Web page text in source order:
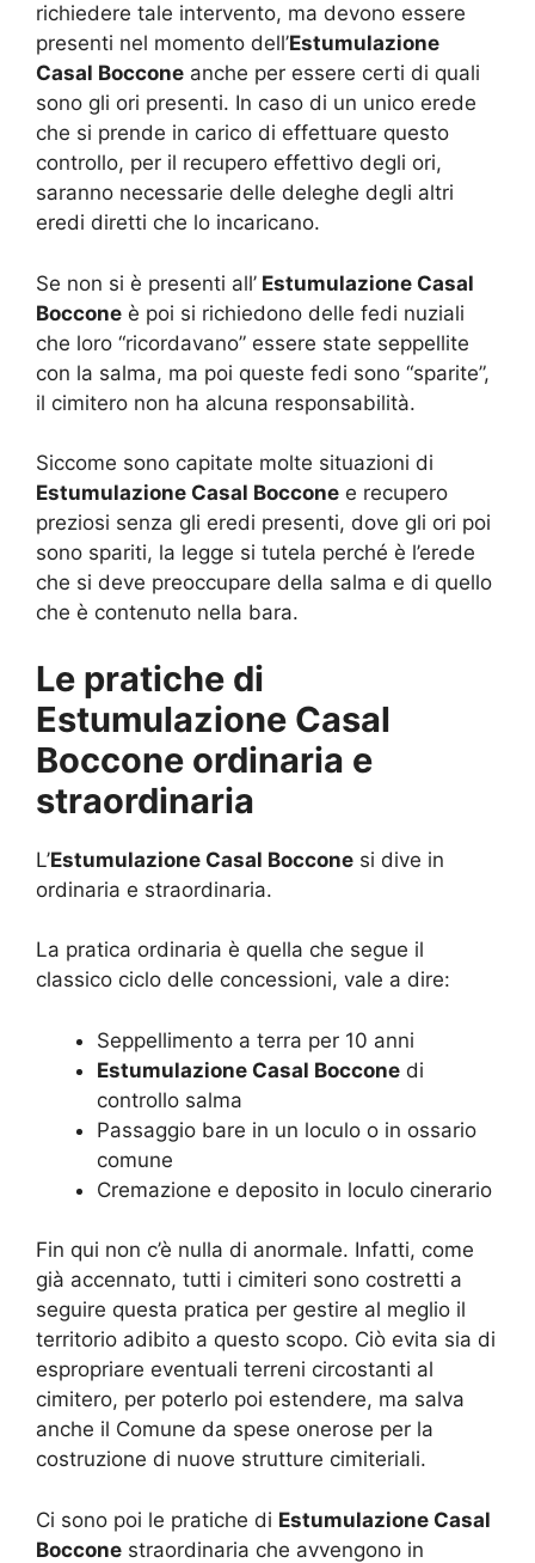
richiedere tale intervento, ma devono essere
presenti nel momento dell’Estumulazione
Casal Boccone anche per essere certi di quali
sono gli ori presenti. In caso di un unico erede
che si prende in carico di effettuare questo
controllo, per il recupero effettivo degli ori,
saranno necessarie delle deleghe degli altri
eredi diretti che lo incaricano.
Se non si è presenti all’ Estumulazione Casal
Boccone è poi si richiedono delle fedi nuziali
che loro “ricordavano” essere state seppellite
con la salma, ma poi queste fedi sono “sparite”,
il cimitero non ha alcuna responsabilità.
Siccome sono capitate molte situazioni di
Estumulazione Casal Boccone e recupero
preziosi senza gli eredi presenti, dove gli ori poi
sono spariti, la legge si tutela perché è l’erede
che si deve preoccupare della salma e di quello
che è contenuto nella bara.
Le pratiche di
Estumulazione Casal
Boccone ordinaria e
straordinaria
L’Estumulazione Casal Boccone si dive in
ordinaria e straordinaria.
La pratica ordinaria è quella che segue il
classico ciclo delle concessioni, vale a dire:
Seppellimento a terra per 10 anni
Estumulazione Casal Boccone di
controllo salma
Passaggio bare in un loculo o in ossario
comune
Cremazione e deposito in loculo cinerario
Fin qui non c’è nulla di anormale. Infatti, come
già accennato, tutti i cimiteri sono costretti a
seguire questa pratica per gestire al meglio il
territorio adibito a questo scopo. Ciò evita sia di
espropriare eventuali terreni circostanti al
cimitero, per poterlo poi estendere, ma salva
anche il Comune da spese onerose per la
costruzione di nuove strutture cimiteriali.
Ci sono poi le pratiche di Estumulazione Casal
Boccone straordinaria che avvengono in